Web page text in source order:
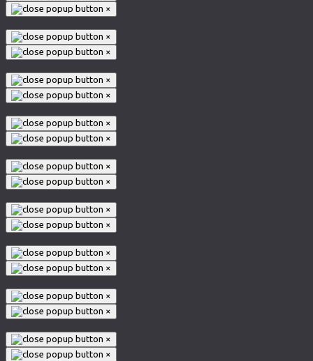
×
×
×
×
×
×
×
×
×
×
×
×
×
×
×
×
×